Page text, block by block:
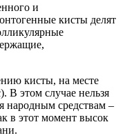
и
кисты делят
кисты, на месте
В этом случае нельзя
народным средствам –
в этот момент высок